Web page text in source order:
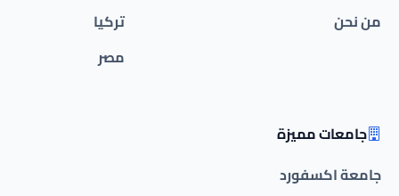
من نحن
تركيا
مصر
جامعات مميزة
جامعة اكسفورد